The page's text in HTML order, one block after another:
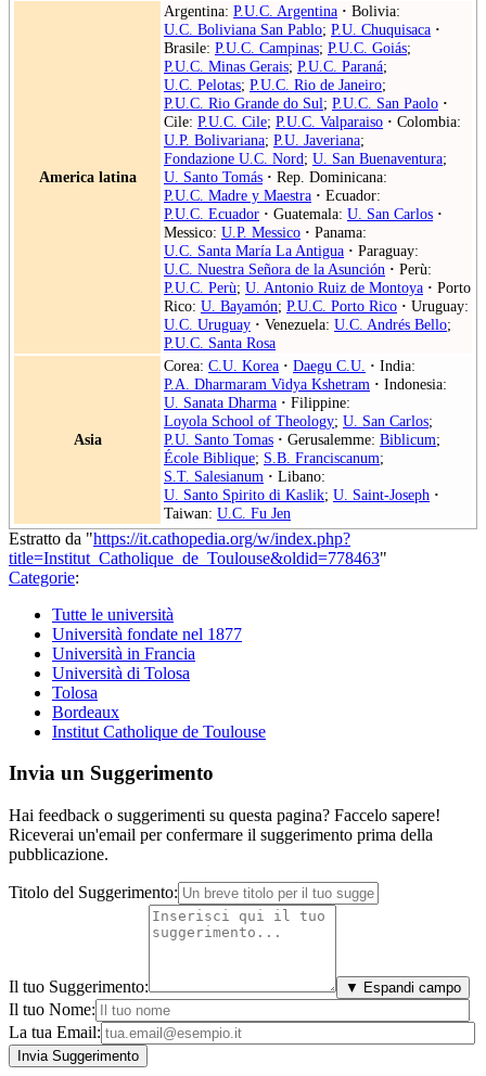
America latina
Argentina: P.U.C. Argentina · Bolivia:
U.C. Boliviana San Pablo; P.U. Chuquisaca ·
Brasile: P.U.C. Campinas; P.U.C. Goiás;
P.U.C. Minas Gerais; P.U.C. Paraná;
U.C. Pelotas; P.U.C. Rio de Janeiro;
P.U.C. Rio Grande do Sul; P.U.C. San Paolo ·
Cile: P.U.C. Cile; P.U.C. Valparaiso · Colombia:
U.P. Bolivariana; P.U. Javeriana;
Fondazione U.C. Nord; U. San Buenaventura;
U. Santo Tomás · Rep. Dominicana:
P.U.C. Madre y Maestra · Ecuador:
P.U.C. Ecuador · Guatemala: U. San Carlos ·
Messico: U.P. Messico · Panama:
U.C. Santa María La Antigua · Paraguay:
U.C. Nuestra Señora de la Asunción · Perù:
P.U.C. Perù; U. Antonio Ruiz de Montoya · Porto
Rico: U. Bayamón; P.U.C. Porto Rico · Uruguay:
U.C. Uruguay · Venezuela: U.C. Andrés Bello;
P.U.C. Santa Rosa
Asia
Corea: C.U. Korea · Daegu C.U. · India:
P.A. Dharmaram Vidya Kshetram · Indonesia:
U. Sanata Dharma · Filippine:
Loyola School of Theology; U. San Carlos;
P.U. Santo Tomas · Gerusalemme: Biblicum;
École Biblique; S.B. Franciscanum;
S.T. Salesianum · Libano:
U. Santo Spirito di Kaslik; U. Saint-Joseph ·
Taiwan: U.C. Fu Jen
Estratto da "https://it.cathopedia.org/w/index.php?
title=Institut_Catholique_de_Toulouse&oldid=778463"
Categorie:
Tutte le università
Università fondate nel 1877
Università in Francia
Università di Tolosa
Tolosa
Bordeaux
Institut Catholique de Toulouse
Invia un Suggerimento
Hai feedback o suggerimenti su questa pagina? Faccelo sapere!
Riceverai un'email per confermare il suggerimento prima della
pubblicazione.
Titolo del Suggerimento:
Il tuo Suggerimento: ▼ Espandi campo
Il tuo Nome:
La tua Email: